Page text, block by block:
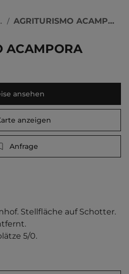
/ AGRITURISMO ACAMPORA
ACAMPORA
ansehen
anzeigen
Anfrage
Stellfläche auf Schotter.
5/0.